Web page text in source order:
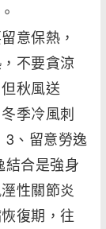
襲。
意保熱，
不要貪涼
秋風送
季冷風刺
留意勞逸
合是強身
性關節炎
復期，往